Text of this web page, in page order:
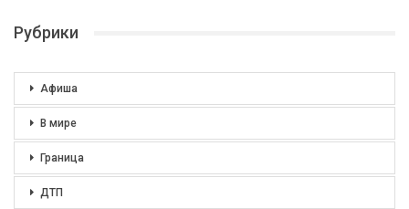
Рубрики
Афиша
В мире
Граница
ДТП